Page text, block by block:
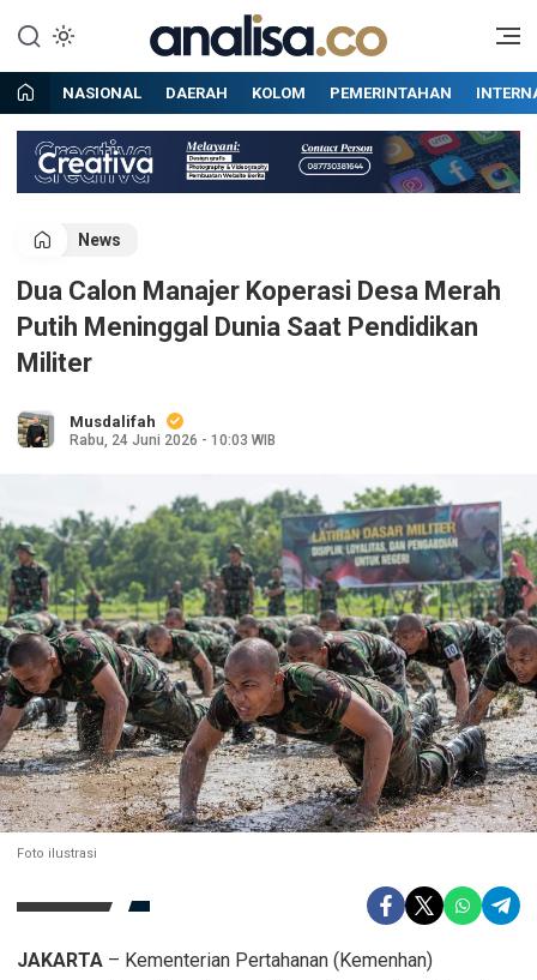
konten
Analisa
Situs berita online terpercaya
NASIONAL DAERAH KOLOM PEMERINTAHAN
News
Dua Calon Manajer Koperasi Desa Merah
Putih Meninggal Dunia Saat Pendidikan
Militer
Musdalifah
Rabu, 24 Juni 2026 - 10:03 WIB
Foto ilustrasi
JAKARTA – Kementerian Pertahanan (Kemenhan)